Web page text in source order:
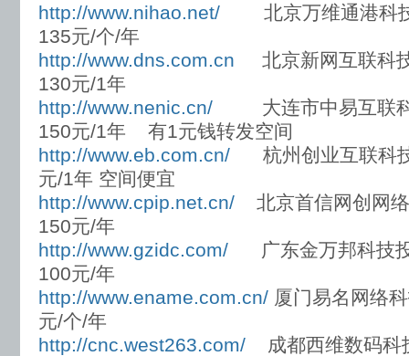
http://www.nihao.net/ 北京万维通港
135元/个/年
http://www.dns.com.cn 北京新网互联
130元/1年
http://www.nenic.cn/ 大连市中易互联
150元/1年 有1元钱转发空间
http://www.eb.com.cn/ 杭州创业互联
元/1年 空间便宜
http://www.cpip.net.cn/ 北京首信网创网
150元/年
http://www.gzidc.com/ 广东金万邦科
100元/年
http://www.ename.com.cn/ 厦门易名网
元/个/年
http://cnc.west263.com/ 成都西维数